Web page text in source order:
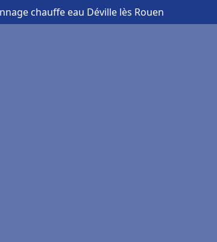
chauffe eau Déville lès Rouen